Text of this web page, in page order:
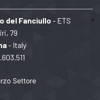
del Fanciullo - ETS
79
- Italy
Settore